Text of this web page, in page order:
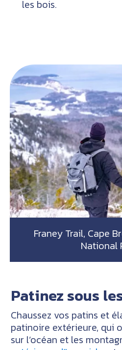
les bois.
Franey Trail, Cape
National
Patinez sous
Chaussez vos patins et
patinoire extérieure, qui
sur l’océan et les